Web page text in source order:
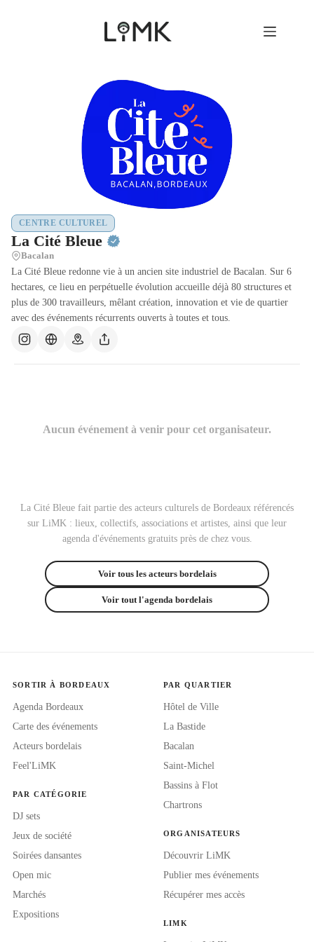
CENTRE CULTUREL
La Cité Bleue
Bacalan
La Cité Bleue redonne vie à un ancien site industriel de Bacalan. Sur 6
hectares, ce lieu en perpétuelle évolution accueille déjà 80 structures et
plus de 300 travailleurs, mêlant création, innovation et vie de quartier
avec des événements récurrents ouverts à toutes et tous.
Aucun événement à venir pour cet organisateur.
La Cité Bleue fait partie des acteurs culturels de Bordeaux référencés
sur LiMK : lieux, collectifs, associations et artistes, ainsi que leur
agenda d'événements gratuits près de chez vous.
Voir tous les acteurs bordelais
Voir tout l'agenda bordelais
SORTIR À BORDEAUX
Agenda Bordeaux
Carte des événements
Acteurs bordelais
Feel'LiMK
PAR CATÉGORIE
DJ sets
Jeux de société
Soirées dansantes
Open mic
Marchés
Expositions
PAR QUARTIER
Hôtel de Ville
La Bastide
Bacalan
Saint-Michel
Bassins à Flot
Chartrons
ORGANISATEURS
Découvrir LiMK
Publier mes événements
Récupérer mes accès
LIMK